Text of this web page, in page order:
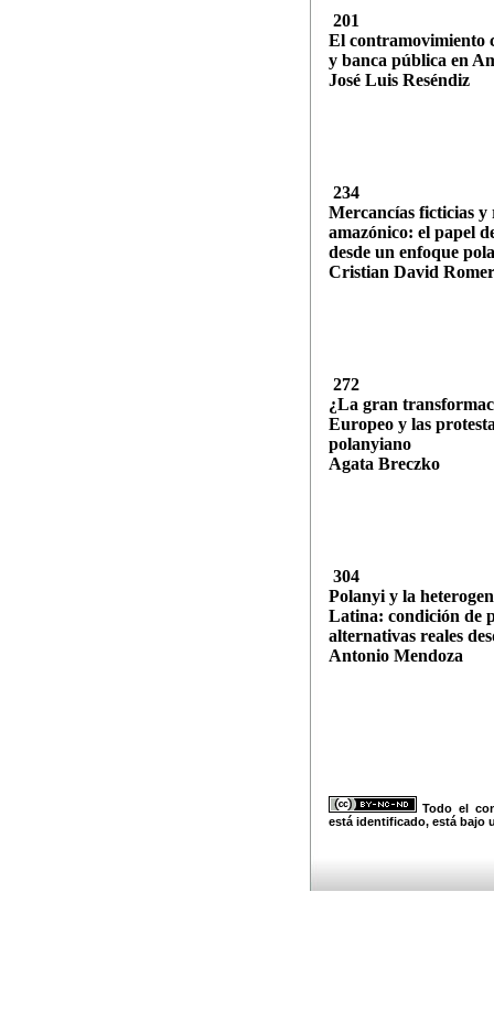
201
El contramovimiento
y banca pública en
José Luis Reséndiz
234
Mercancías ficticias y
amazónico: el papel
desde un enfoque
Cristian David
272
¿La gran
Europeo y las
polanyiano
Agata Breczko
304
Polanyi y la
Latina: condición de
alternativas reales
Antonio Mendoza
Todo el
está identificado, está bajo